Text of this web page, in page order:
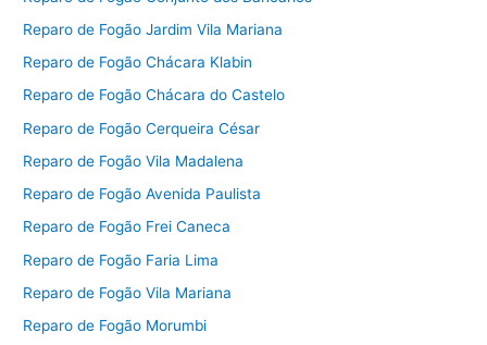
Reparo de Fogão Jardim Vila Mariana
Reparo de Fogão Chácara Klabin
Reparo de Fogão Chácara do Castelo
Reparo de Fogão Cerqueira César
Reparo de Fogão Vila Madalena
Reparo de Fogão Avenida Paulista
Reparo de Fogão Frei Caneca
Reparo de Fogão Faria Lima
Reparo de Fogão Vila Mariana
Reparo de Fogão Morumbi